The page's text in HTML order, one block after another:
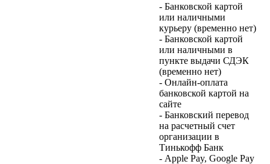
- Банковской картой
или наличными
курьеру (временно нет)
- Банковской картой
или наличными в
пункте выдачи СДЭК
(временно нет)
- Онлайн-оплата
банковской картой на
сайте
- Банковский перевод
на расчетный счет
организации в
Тинькофф Банк
- Apple Pay, Google Pay